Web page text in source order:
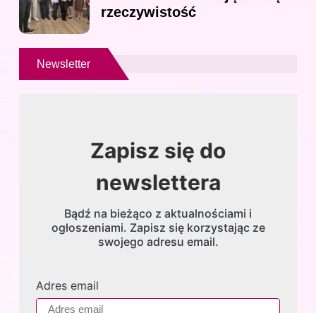
rzeczywistość
Newsletter
Zapisz się do
newslettera
Bądź na bieżąco z aktualnościami i
ogłoszeniami. Zapisz się korzystając ze
swojego adresu email.
Adres email